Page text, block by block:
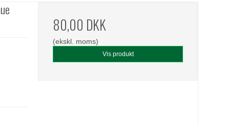
80,00 DKK
(ekskl. moms)
Vis produkt